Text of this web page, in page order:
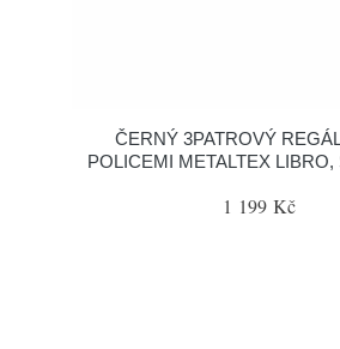
ČERNÝ 3PATROVÝ
POLICEMI METALTEX LIBRO,
1 199 Kč